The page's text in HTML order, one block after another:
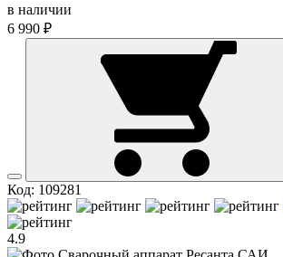
в наличии
6 990 ₽
Код: 109281
4.9